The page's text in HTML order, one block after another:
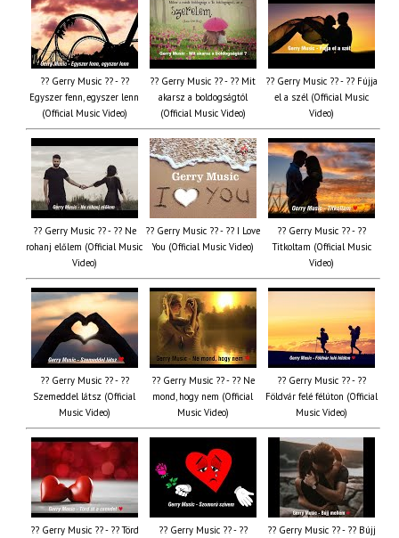
?? Gerry Music ?? - ??
Egyszer fenn, egyszer lenn
(Official Music Video)
?? Gerry Music ?? - ?? Mit
akarsz a boldogságtól
(Official Music Video)
?? Gerry Music ?? - ?? Fújja
el a szél (Official Music
Video)
?? Gerry Music ?? - ?? Ne
rohanj előlem (Official Music
Video)
?? Gerry Music ?? - ?? I Love
You (Official Music Video)
?? Gerry Music ?? - ??
Titkoltam (Official Music
Video)
?? Gerry Music ?? - ??
Szemeddel látsz (Official
Music Video)
?? Gerry Music ?? - ?? Ne
mond, hogy nem (Official
Music Video)
?? Gerry Music ?? - ??
Földvár felé félúton (Official
Music Video)
?? Gerry Music ?? - ?? Törd
?? Gerry Music ?? - ??
?? Gerry Music ?? - ?? Bújj